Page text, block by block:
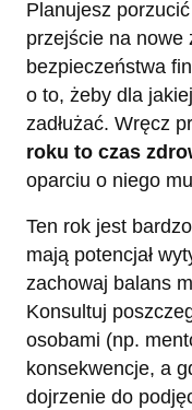
Planujesz
przejście na nowe
bezpieczeństwa
o to, żeby dla
zadłużać. Wręcz
roku to czas
oparciu o niego
Ten rok jest
mają potencjał
zachowaj balans
Konsultuj
osobami (np.
konsekwencje, a
dojrzenie do